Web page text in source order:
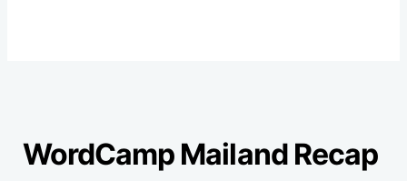
WordCamp Mailand Recap